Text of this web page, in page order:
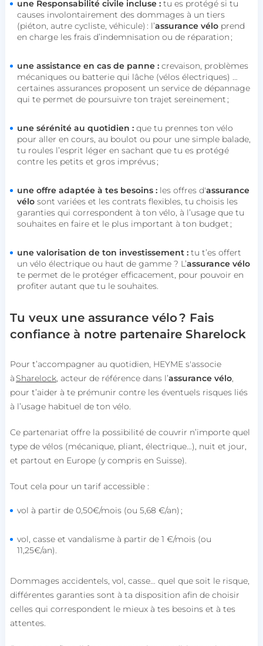
une Responsabilité civile incluse :tu es protégé si tu
causes involontairement des dommages à un tiers
(piéton, autre cycliste, véhicule) : l’assurance véloprend
en charge les frais d’indemnisation ou de réparation ;
une assistance en cas de panne :crevaison, problèmes
mécaniques ou batterie qui lâche (vélos électriques) …
certaines assurances proposent un service de dépannage
qui te permet de poursuivre ton trajet sereinement ;
une sérénité au quotidien :que tu prennes ton vélo
pour aller en cours, au boulot ou pour une simple balade,
tu roules l’esprit léger en sachant que tu es protégé
contre les petits et gros imprévus ;
une offre adaptée à tes besoins :les offres d'assurance
vélosont variées et les contrats flexibles, tu choisis les
garanties qui correspondent à ton vélo, à l’usage que tu
souhaites en faire et le plus important à ton budget ;
une valorisation de ton investissement :tu t’es offert
un vélo électrique ou haut de gamme ? L’assurance vélo
te permet de le protéger efficacement, pour pouvoir en
profiter autant que tu le souhaites.
Tu veux une assurance vélo ? Fais
confiance à notre partenaire Sharelock
Pour t’accompagner au quotidien, HEYME s'associe
à Sharelock, acteur de référence dans l’assurance vélo,
pour t’aider à te prémunir contre les éventuels risques liés
à l’usage habituel de ton vélo.
Ce partenariat offre la possibilité de couvrir n’importe quel
type de vélos (mécanique, pliant, électrique…), nuit et jour,
et partout en Europe (y compris en Suisse).
Tout cela pour un tarif accessible :
vol à partir de 0,50€/mois (ou 5,68 €/an) ;
vol, casse et vandalisme à partir de 1 €/mois (ou
11,25€/an).
Dommages accidentels, vol, casse… quel que soit le risque,
différentes garanties sont à ta disposition afin de choisir
celles qui correspondent le mieux à tes besoins et à tes
attentes.